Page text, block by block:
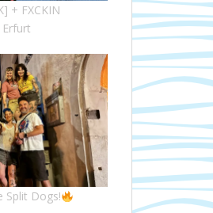
+ FXCKIN
Split Dogs!